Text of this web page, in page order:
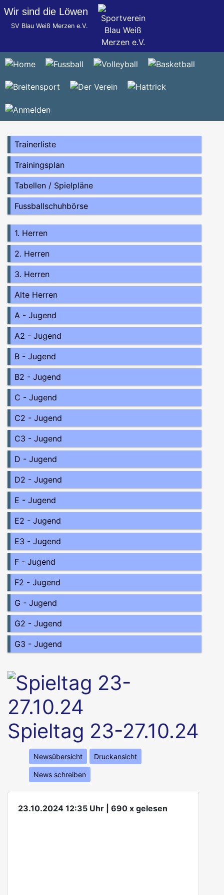
Wir sind die Löwen
SV Blau Weiß Merzen e.V.
Trainerliste
Trainingsplan
Tabellen / Spielpläne
Fussballschuhbörse
1. Herren
2. Herren
3. Herren
Alte Herren
A - Jugend
A2 - Jugend
B - Jugend
B2 - Jugend
C - Jugend
C2 - Jugend
C3 - Jugend
D - Jugend
D2 - Jugend
E - Jugend
E2 - Jugend
E3 - Jugend
F - Jugend
F2 - Jugend
G - Jugend
G2 - Jugend
G3 - Jugend
Spieltag 23-27.10.24
Newsübersicht Druckansicht
News schreiben
23.10.2024 12:35 Uhr | 690 x gelesen